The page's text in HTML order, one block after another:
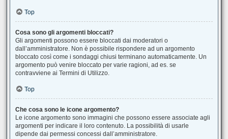
Top
Cosa sono gli argomenti bloccati?
Gli argomenti possono essere bloccati dai moderatori o
dall’amministratore. Non è possibile rispondere ad un argomento
bloccato così come i sondaggi chiusi terminano automaticamente. Un
argomento può venire bloccato per varie ragioni, ad es. se
contravviene ai Termini di Utilizzo.
Top
Che cosa sono le icone argomento?
Le icone argomento sono immagini che possono essere associate agli
argomenti per indicare il loro contenuto. La possibilità di usarle
dipende dai permessi concessi dall’amministratore.